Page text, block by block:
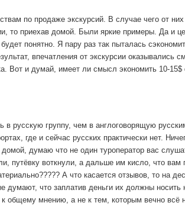
по продаже экскурсий. В случае чего от
то приехав домой. Были яркие примеры. Да и
понятно. Я пару раз так пыталась
впечатления от экскурсии
Вот и думай, имеет ли смысл экономить 10-15$
в русскую группу, чем в англоговорящую
где и сейчас русских практически нет.
думаю что не один туроператор вас
путёвку воткнули, а дальше им кисло, что вам
А что касается отзывов, то на
думают, что заплатив деньги их должны носить
общему мнению, а не к тем, которым вечно всё